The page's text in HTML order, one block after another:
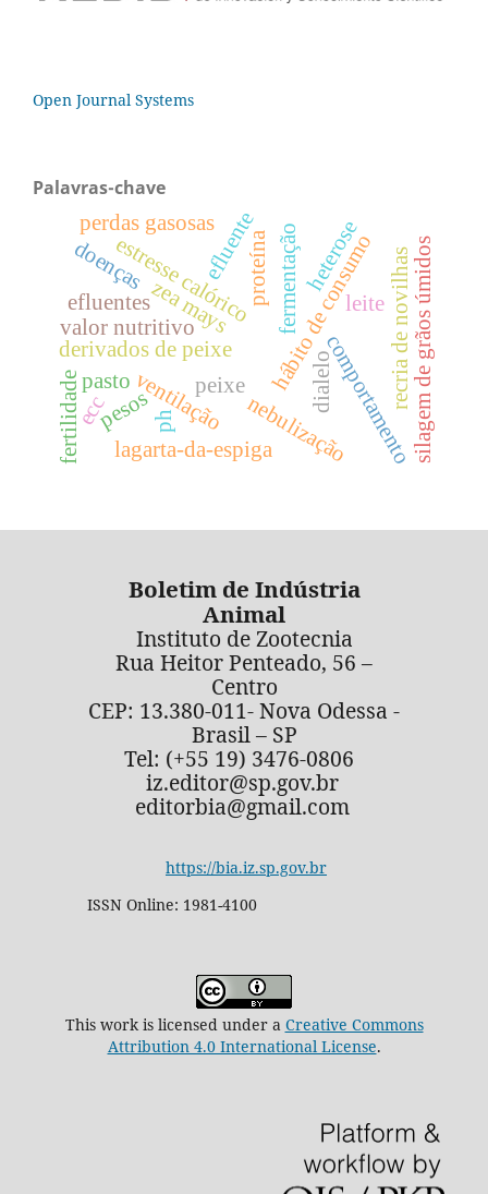
Open Journal Systems
Palavras-chave
peixe
derivados de peixe hábito de consumo
comportamento
estresse calórico
nebulização
ventilação
efluente fermentação
ph
proteína
lagarta-da-espiga
zea mays silagem de grãos úmidos
valor nutritivo
efluentes
perdas gasosas
pesos
pasto recria de novilhas
doenças
leite
ecc
fertilidade dialelo
heterose
Boletim de Indústria
Animal
Instituto de Zootecnia
Rua Heitor Penteado, 56 –
Centro
CEP: 13.380-011- Nova Odessa -
Brasil – SP
Tel: (+55 19) 3476-0806
iz.editor@sp.gov.br
editorbia@gmail.com
https://bia.iz.sp.gov.br
ISSN Online: 1981-4100
This work is licensed under a Creative Commons
Attribution 4.0 International License.